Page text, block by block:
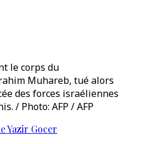
le corps du
Muhareb, tué alors
des forces israéliennes
/ Photo: AFP / AFP
Yazir Gocer